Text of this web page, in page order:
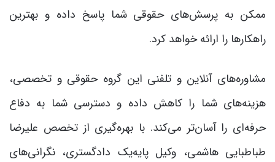
ممکن به پرسش‌های حقوقی شما پاسخ داده و بهترین
راهکارها را ارائه خواهد کرد.
مشاوره‌های آنلاین و تلفنی این گروه حقوقی و تخصصی،
هزینه‌های شما را کاهش داده و دسترسی شما به دفاع
حرفه‌ای را آسان‌تر می‌کند. با بهره‌گیری از تخصص علیرضا
طباطبایی هاشمی، وکیل پایه‌یک دادگستری، نگرانی‌های